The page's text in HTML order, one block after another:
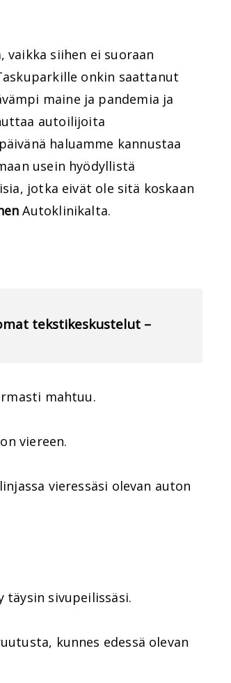
siihen ei suoraan
onkin saattanut
maine ja pandemia ja
autoilijoita
haluamme kannustaa
usein hyödyllistä
jotka eivät ole sitä koskaan
Autoklinikalta.
tekstikeskustelut –
mahtuu.
viereen.
vieressäsi olevan auton
täysin sivupeilissäsi.
kunnes edessä olevan